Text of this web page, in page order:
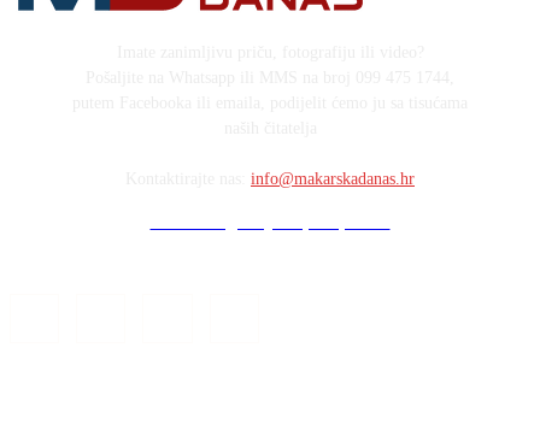
info@makarskadanas.hr